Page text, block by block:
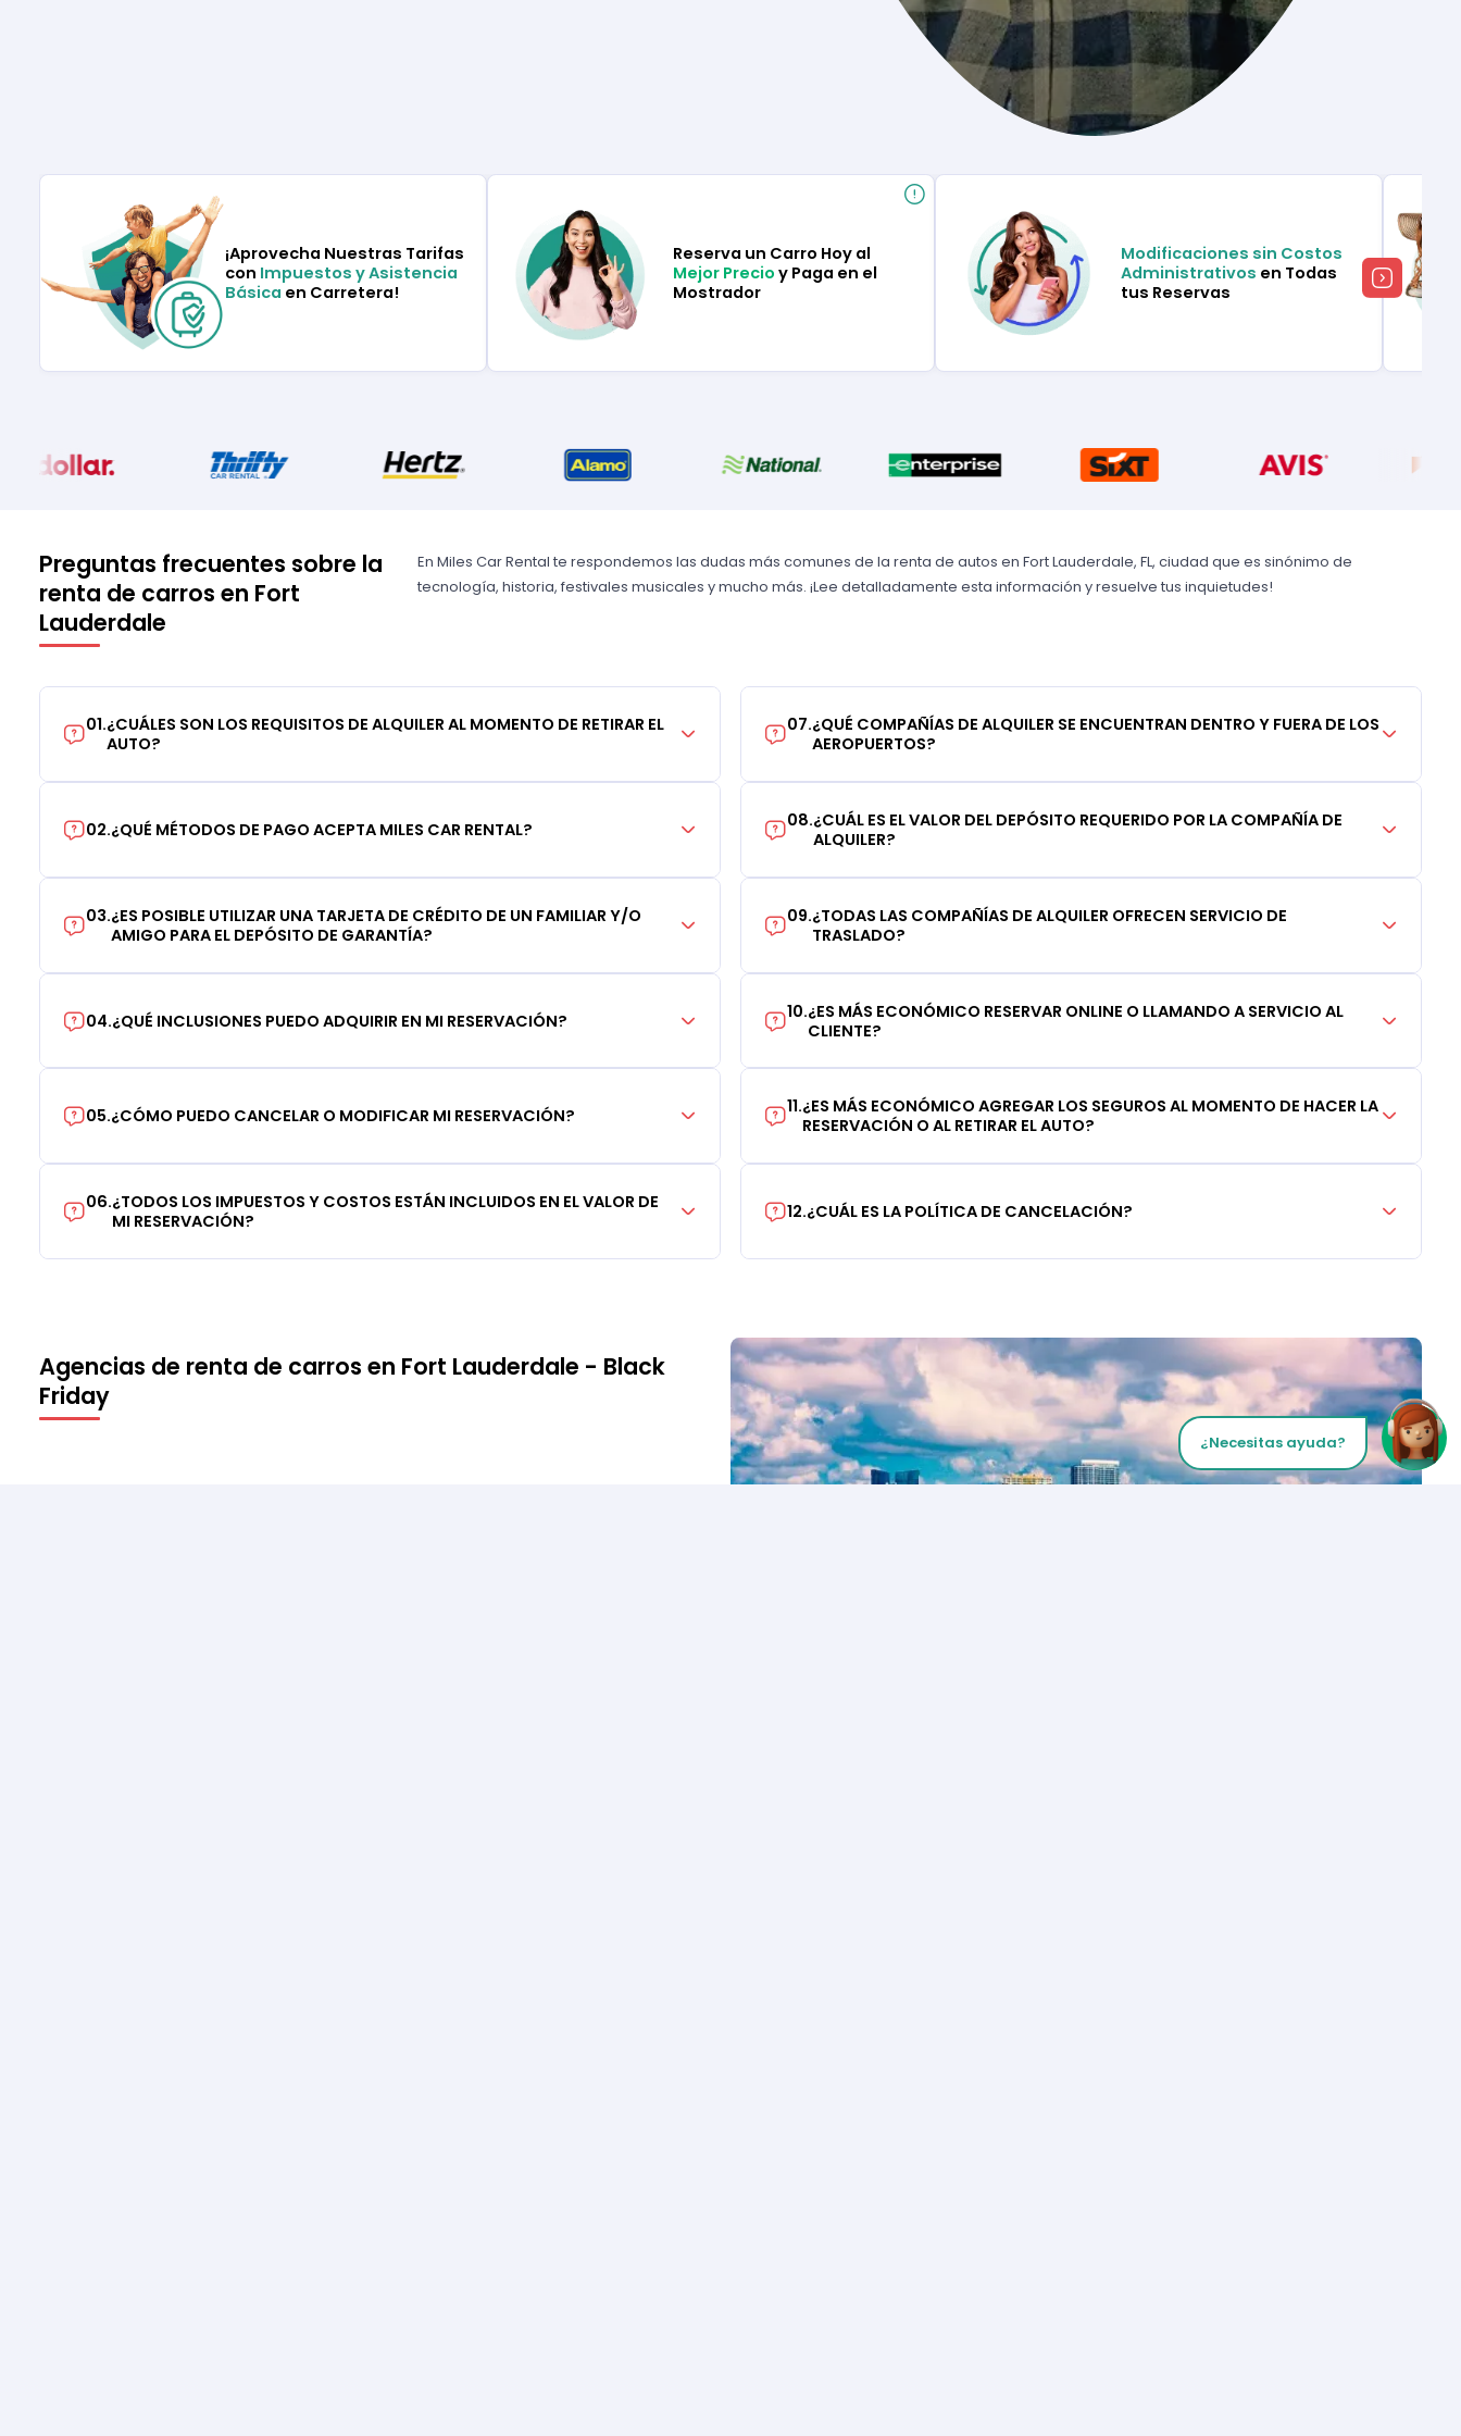
¡Aprovecha Nuestras Tarifas
con Impuestos y Asistencia
Básica en Carretera!
Reserva un Carro Hoy al
Mejor Precio y Paga en el
Mostrador
Modificaciones sin Costos
Administrativos en Todas
tus Reservas
Preguntas frecuentes sobre la
renta de carros en Fort
Lauderdale
En Miles Car Rental te respondemos las dudas más comunes de la renta de autos en Fort Lauderdale, FL, ciudad que es sinónimo de
tecnología, historia, festivales musicales y mucho más. ¡Lee detalladamente esta información y resuelve tus inquietudes!
01.¿CUÁLES SON LOS REQUISITOS DE ALQUILER AL MOMENTO DE RETIRAR EL
AUTO?
02.¿QUÉ MÉTODOS DE PAGO ACEPTA MILES CAR RENTAL?
03.¿ES POSIBLE UTILIZAR UNA TARJETA DE CRÉDITO DE UN FAMILIAR Y/O
AMIGO PARA EL DEPÓSITO DE GARANTÍA?
04.¿QUÉ INCLUSIONES PUEDO ADQUIRIR EN MI RESERVACIÓN?
05.¿CÓMO PUEDO CANCELAR O MODIFICAR MI RESERVACIÓN?
06.¿TODOS LOS IMPUESTOS Y COSTOS ESTÁN INCLUIDOS EN EL VALOR DE
MI RESERVACIÓN?
07.¿QUÉ COMPAÑÍAS DE ALQUILER SE ENCUENTRAN DENTRO Y FUERA DE LOS
AEROPUERTOS?
08.¿CUÁL ES EL VALOR DEL DEPÓSITO REQUERIDO POR LA COMPAÑÍA DE
ALQUILER?
09.¿TODAS LAS COMPAÑÍAS DE ALQUILER OFRECEN SERVICIO DE
TRASLADO?
10.¿ES MÁS ECONÓMICO RESERVAR ONLINE O LLAMANDO A SERVICIO AL
CLIENTE?
11.¿ES MÁS ECONÓMICO AGREGAR LOS SEGUROS AL MOMENTO DE HACER LA
RESERVACIÓN O AL RETIRAR EL AUTO?
12.¿CUÁL ES LA POLÍTICA DE CANCELACIÓN?
Agencias de renta de carros en Fort Lauderdale - Black
Friday
¿Necesitas ayuda?